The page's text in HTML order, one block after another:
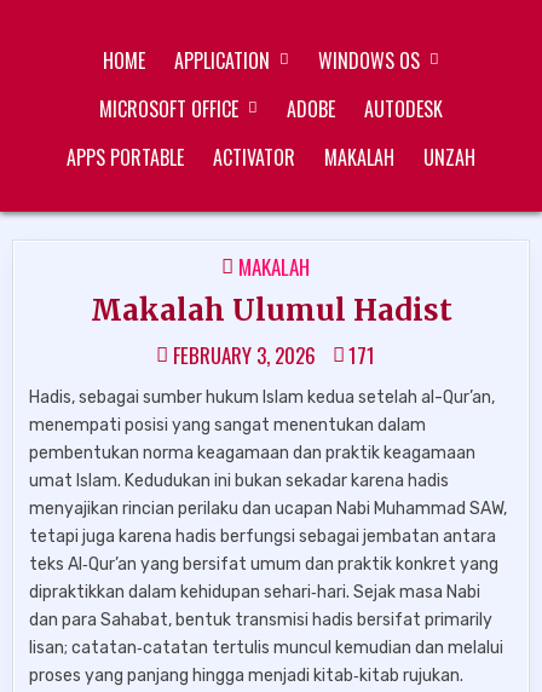
HOME APPLICATION
WINDOWS OS
MICROSOFT OFFICE
ADOBE
AUTODESK
APPS PORTABLE
ACTIVATOR MAKALAH UNZAH
POSTED
IN
MAKALAH
Makalah Ulumul Hadist
FEBRUARY 3, 2026 171
Hadis, sebagai sumber hukum Islam kedua setelah al-Qur’an,
menempati posisi yang sangat menentukan dalam
pembentukan norma keagamaan dan praktik keagamaan
umat Islam. Kedudukan ini bukan sekadar karena hadis
menyajikan rincian perilaku dan ucapan Nabi Muhammad SAW,
tetapi juga karena hadis berfungsi sebagai jembatan antara
teks Al‑Qur’an yang bersifat umum dan praktik konkret yang
dipraktikkan dalam kehidupan sehari‑hari. Sejak masa Nabi
dan para Sahabat, bentuk transmisi hadis bersifat primarily
lisan; catatan‑catatan tertulis muncul kemudian dan melalui
proses yang panjang hingga menjadi kitab‑kitab rujukan.